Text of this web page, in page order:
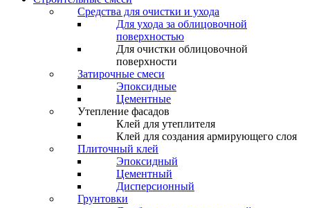
Средства для очистки и ухода
Для ухода за облицовочной
поверхностью
Для очистки облицовочной
поверхности
Затирочные смеси
Эпоксидные
Цементные
Утепление фасадов
Клей для утеплителя
Клей для создания армирующего слоя
Плиточный клей
Эпоксидный
Цементный
Дисперсионный
Грунтовки